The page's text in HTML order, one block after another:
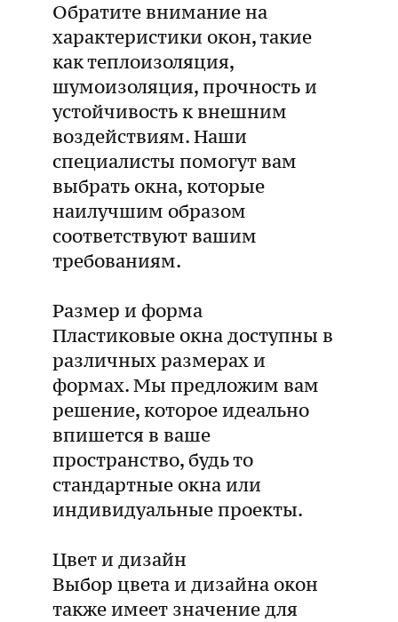
Обратите внимание на
характеристики окон, такие
как теплоизоляция,
шумоизоляция, прочность и
устойчивость к внешним
воздействиям. Наши
специалисты помогут вам
выбрать окна, которые
наилучшим образом
соответствуют вашим
требованиям.
Размер и форма
Пластиковые окна доступны в
различных размерах и
формах. Мы предложим вам
решение, которое идеально
впишется в ваше
пространство, будь то
стандартные окна или
индивидуальные проекты.
Цвет и дизайн
Выбор цвета и дизайна окон
также имеет значение для